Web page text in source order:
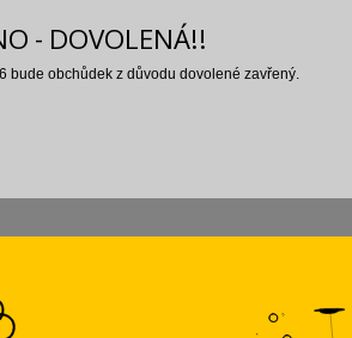
- DOVOLENÁ!!
bude obchůdek z důvodu dovolené zavřený.